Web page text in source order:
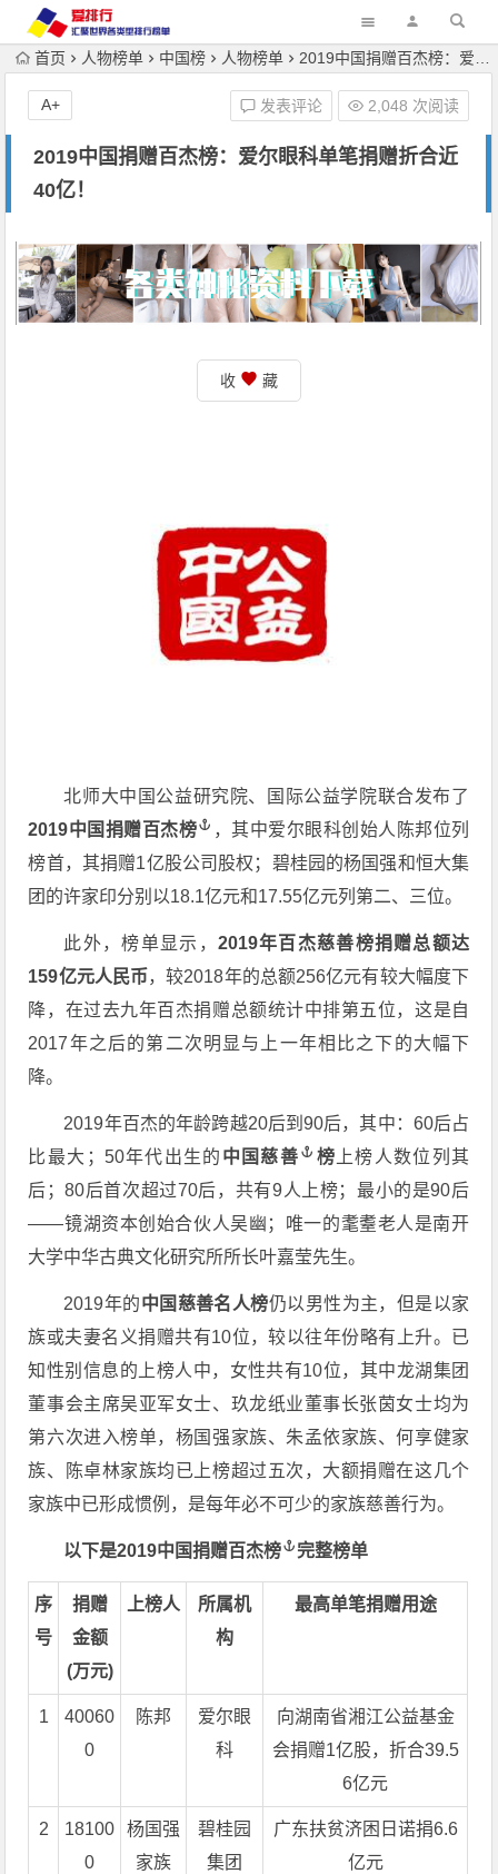
首页 人物榜单 中国榜 人物榜单 2019中国捐赠百杰榜：爱尔眼科单笔捐赠折合近40亿！
2019中国捐赠百杰榜：爱尔眼科单笔捐赠折合近
40亿！
发表评论 2,048 次阅读
A+
收 藏
北师大中国公益研究院、国际公益学院联合发布了
2019中国捐赠百杰榜
，其中爱尔眼科创始人陈邦位列
榜首，其捐赠1亿股公司股权；碧桂园的杨国强和恒大集
团的许家印分别以18.1亿元和17.55亿元列第二、三位。
此外，榜单显示， 2019年百杰慈善榜捐赠总额达
159亿元人民币，较2018年的总额256亿元有较大幅度下
降，在过去九年百杰捐赠总额统计中排第五位，这是自
2017年之后的第二次明显与上一年相比之下的大幅下
降。
2019年百杰的年龄跨越20后到90后，其中：60后占
比最大；50年代出生的 中国慈善 榜 上榜人数位列其
后；80后首次超过70后，共有9人上榜；最小的是90后
——镜湖资本创始合伙人吴幽；唯一的耄耋老人是南开
大学中华古典文化研究所所长叶嘉莹先生。
2019年的中国慈善名人榜仍以男性为主，但是以家
族或夫妻名义捐赠共有10位，较以往年份略有上升。已
知性别信息的上榜人中，女性共有10位，其中龙湖集团
董事会主席吴亚军女士、玖龙纸业董事长张茵女士均为
第六次进入榜单，杨国强家族、朱孟依家族、何享健家
族、陈卓林家族均已上榜超过五次，大额捐赠在这几个
家族中已形成惯例，是每年必不可少的家族慈善行为。
以下是2019中国捐赠百杰榜 完整榜单
序
号
捐赠
金额
(万元)
上榜人
所属机
构
最高单笔捐赠用途
1
40060
0
陈邦
爱尔眼
科
向湖南省湘江公益基金
会捐赠1亿股，折合39.5
6亿元
2
18100
0
杨国强
家族
碧桂园
集团
广东扶贫济困日诺捐6.6
亿元